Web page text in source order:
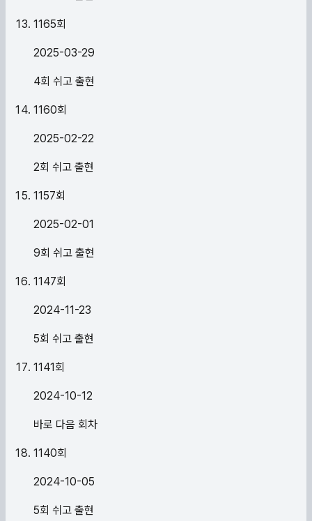
1165회
2025-03-29
4회 쉬고 출현
1160회
2025-02-22
2회 쉬고 출현
1157회
2025-02-01
9회 쉬고 출현
1147회
2024-11-23
5회 쉬고 출현
1141회
2024-10-12
바로 다음 회차
1140회
2024-10-05
5회 쉬고 출현